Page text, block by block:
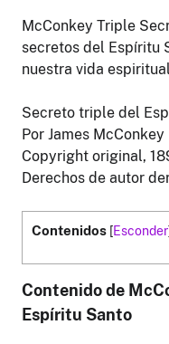
McConkey Triple
secretos del Espíritu
nuestra vida
Secreto triple del
Por James McConkey
Copyright original,
Derechos de autor
Contenidos [Esconder]
Contenido de
Espíritu Santo